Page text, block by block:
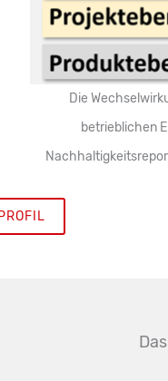
Die
betrieblichen